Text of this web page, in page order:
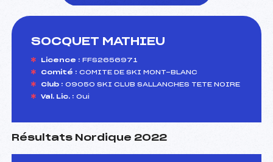
SOCQUET MATHIEU
Licence : FFS2656971
Comité : COMITE DE SKI MONT-BLANC
Club : 09050 SKI CLUB SALLANCHES TETE NOIRE
Val. Lic. : Oui
Résultats Nordique 2022